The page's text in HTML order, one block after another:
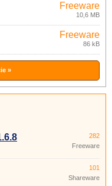
Freeware
10,6 MB
Freeware
86 kB
»
282
Freeware
101
Shareware